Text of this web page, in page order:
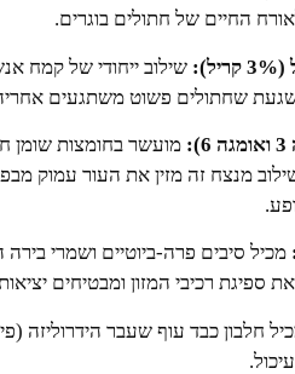
החיים של חתולים בוגרים.
שילוב ייחודי של קמח
שחתולים פשוט משתגעים
3 ברמה של 0.7%. שילוב מנצח זה מזין את
מכיל סיבים פרה-ביוטיים ושמרי
ספיגת רכיבי המזון ומבטיחים
חלבון כבד עוף שעבר